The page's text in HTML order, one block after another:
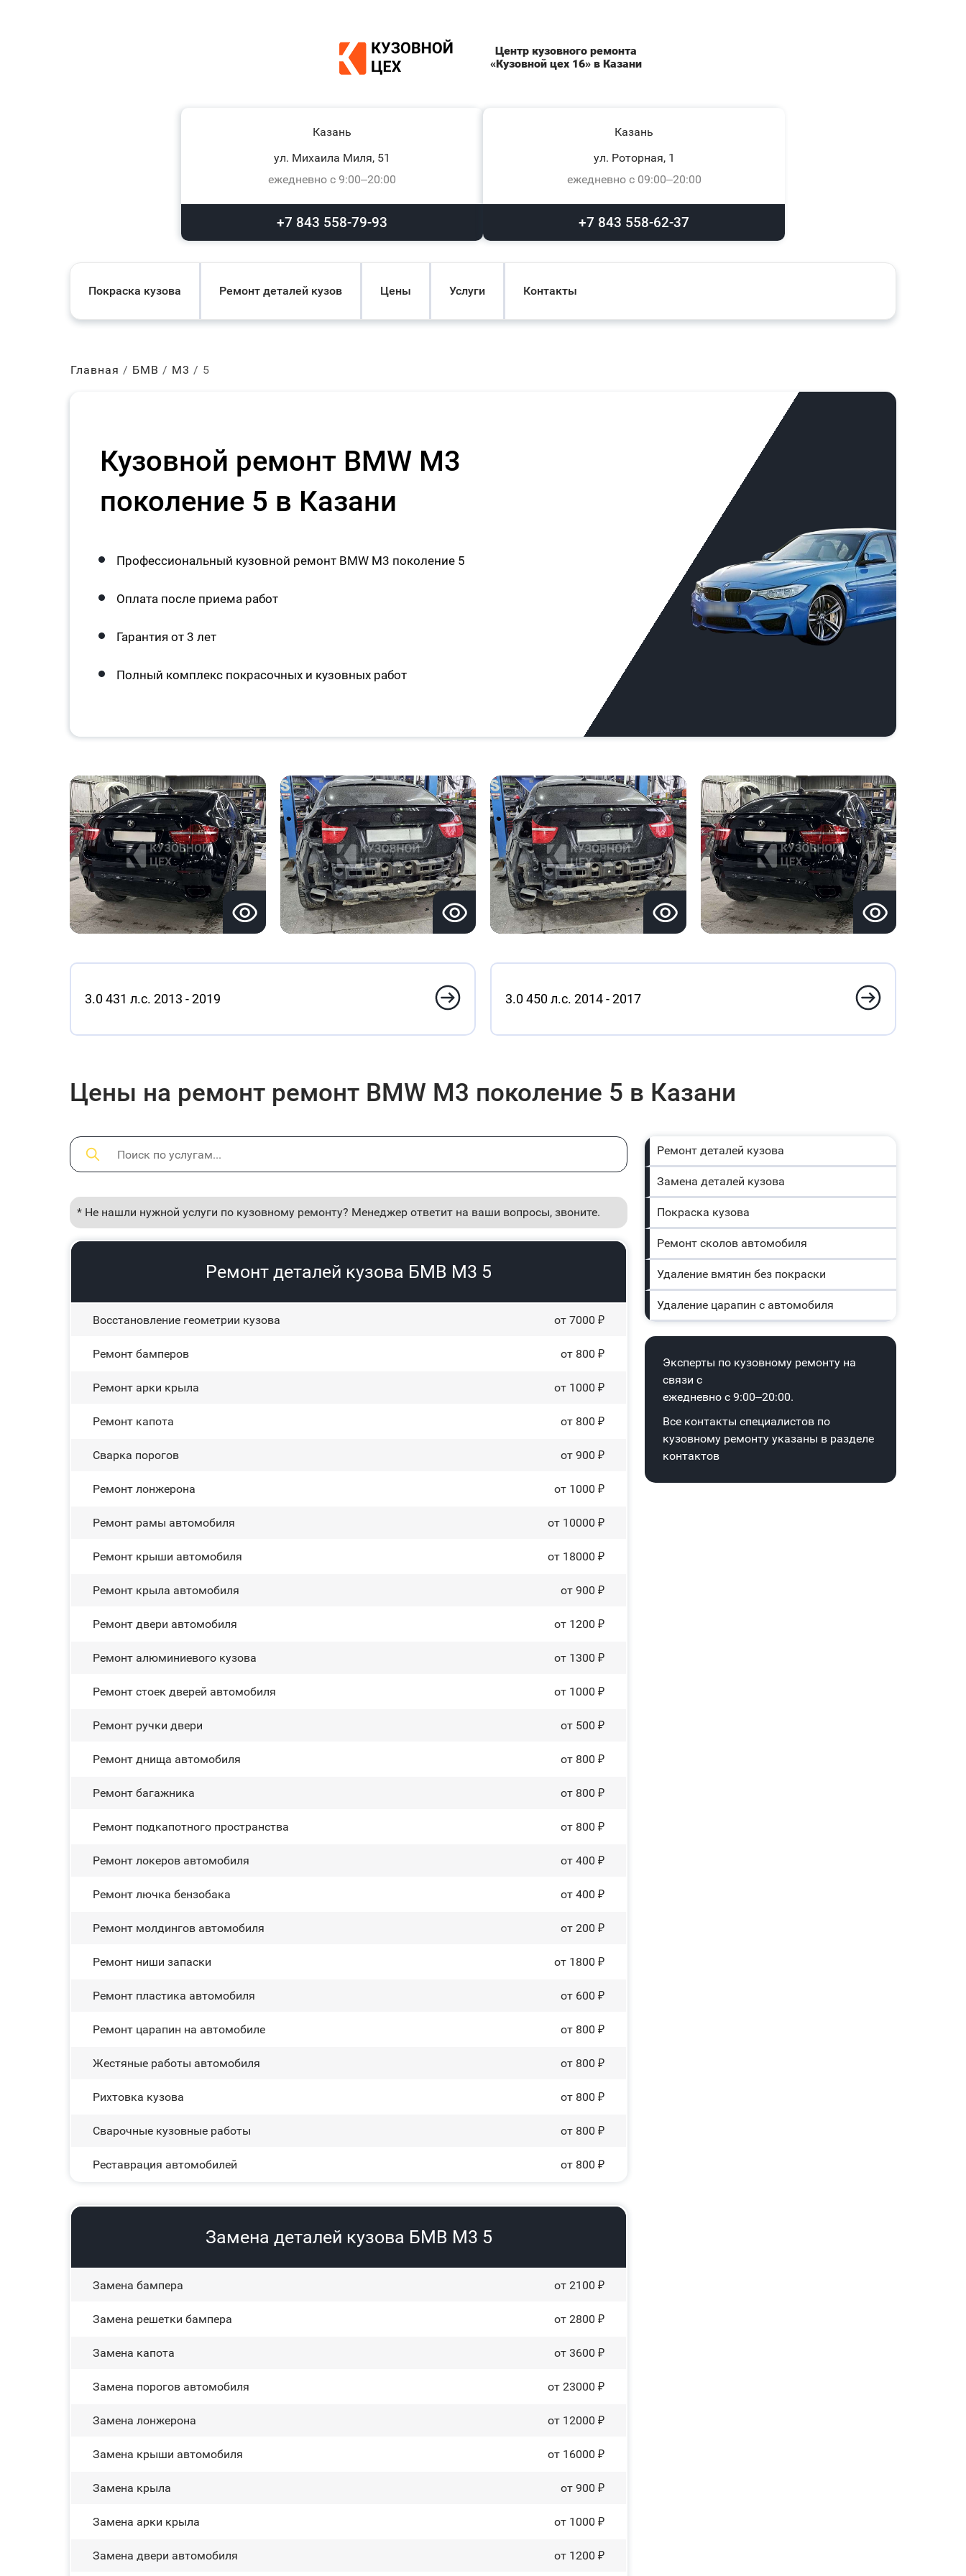
Центр кузовного ремонта
«Кузовной цех 16» в Казани
Казань
ул. Михаила Миля, 51
ежедневно с 9:00–20:00
+7 843 558-79-93
Казань
ул. Роторная, 1
ежедневно с 09:00–20:00
+7 843 558-62-37
Покраска кузова Ремонт деталей кузов Цены Услуги Контакты
Главная БМВ М3 5
Кузовной ремонт BMW M3
поколение 5 в Казани
Профессиональный кузовной ремонт BMW M3 поколение 5
Оплата после приема работ
Гарантия от 3 лет
Полный комплекс покрасочных и кузовных работ
3.0 431 л.с. 2013 - 2019 3.0 450 л.с. 2014 - 2017
Цены на ремонт ремонт BMW M3 поколение 5 в Казани
* Не нашли нужной услуги по кузовному ремонту? Менеджер ответит на ваши вопросы, звоните.
Ремонт деталей кузова БМВ М3 5
Восстановление геометрии кузова от 7000 ₽
Ремонт бамперов от 800 ₽
Ремонт арки крыла от 1000 ₽
Ремонт капота от 800 ₽
Сварка порогов от 900 ₽
Ремонт лонжерона от 1000 ₽
Ремонт рамы автомобиля от 10000 ₽
Ремонт крыши автомобиля от 18000 ₽
Ремонт крыла автомобиля от 900 ₽
Ремонт двери автомобиля от 1200 ₽
Ремонт алюминиевого кузова от 1300 ₽
Ремонт стоек дверей автомобиля от 1000 ₽
Ремонт ручки двери от 500 ₽
Ремонт днища автомобиля от 800 ₽
Ремонт багажника от 800 ₽
Ремонт подкапотного пространства от 800 ₽
Ремонт лoĸepoв автомобиля от 400 ₽
Ремонт лючка бензобака от 400 ₽
Ремонт молдингов автомобиля от 200 ₽
Ремонт ниши запаски от 1800 ₽
Ремонт пластика автомобиля от 600 ₽
Ремонт царапин на автомобиле от 800 ₽
Жестяные работы автомобиля от 800 ₽
Рихтовка кузова от 800 ₽
Сварочные кузовные работы от 800 ₽
Реставрация автомобилей от 800 ₽
Замена деталей кузова БМВ М3 5
Замена бампера от 2100 ₽
Замена решетки бампера от 2800 ₽
Замена капота от 3600 ₽
Замена порогов автомобиля от 23000 ₽
Замена лонжерона от 12000 ₽
Замена крыши автомобиля от 16000 ₽
Замена крыла от 900 ₽
Замена арки крыла от 1000 ₽
Замена двери автомобиля от 1200 ₽
Ремонт деталей кузова
Замена деталей кузова
Покраска кузова
Ремонт сколов автомобиля
Удаление вмятин без покраски
Удаление царапин с автомобиля
Эксперты по кузовному ремонту на
связи с
ежедневно с 9:00–20:00.
Все контакты специалистов по
кузовному ремонту указаны в разделе
контактов